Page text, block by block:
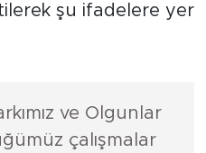
şu ifadelere yer
ve Olgunlar
çalışmalar